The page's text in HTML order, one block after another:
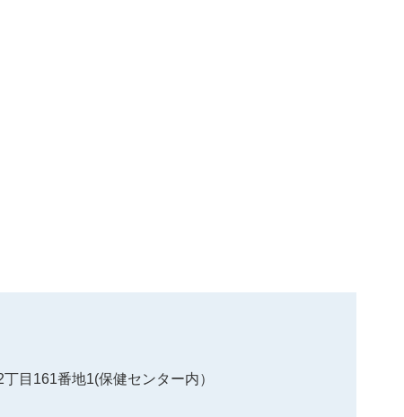
目161番地1(保健センター内）